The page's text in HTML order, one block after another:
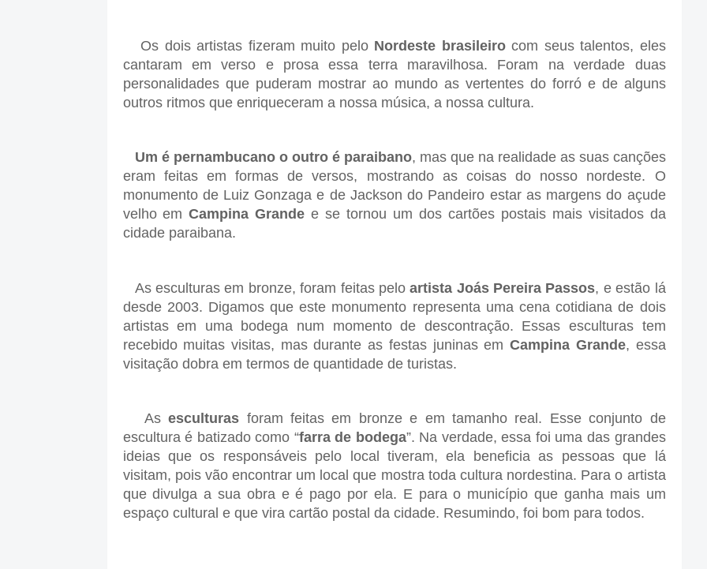
Os dois artistas fizeram muito pelo Nordeste brasileirocom seus talentos, eles
cantaram em verso e prosa essa terra maravilhosa. Foram na verdade duas
personalidades que puderam mostrar ao mundo as vertentes do forró e de alguns
outros ritmos que enriqueceram a nossa música, a nossa cultura.
Um é pernambucano o outro é paraibano, mas que na realidade as suas canções
eram feitas em formas de versos, mostrando as coisas do nosso nordeste. O
monumento de Luiz Gonzaga e de Jackson do Pandeiro estar as margens do açude
velho emCampina Grande e se tornou um dos cartões postais mais visitados da
cidade paraibana.
As esculturas em bronze, foram feitas peloartista Joás Pereira Passos, e estão lá
desde 2003. Digamos que este monumento representa uma cena cotidiana de dois
artistas em uma bodega num momento de descontração. Essas esculturas tem
recebido muitas visitas, mas durante as festas juninas emCampina Grande, essa
visitação dobra em termos de quantidade de turistas.
Asesculturas foram feitas em bronze e em tamanho real. Esse conjunto de
escultura é batizado como “farra de bodega”. Na verdade, essa foi uma das grandes
ideias que os responsáveis pelo local tiveram, ela beneficia as pessoas que lá
visitam, pois vão encontrar um local que mostra toda cultura nordestina. Para o artista
que divulga a sua obra e é pago por ela. E para o município que ganha mais um
espaço cultural e que vira cartão postal da cidade. Resumindo, foi bom para todos.